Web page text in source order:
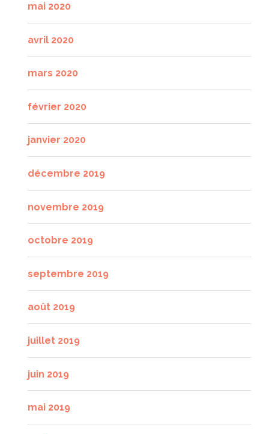
mai 2020
avril 2020
mars 2020
février 2020
janvier 2020
décembre 2019
novembre 2019
octobre 2019
septembre 2019
août 2019
juillet 2019
juin 2019
mai 2019